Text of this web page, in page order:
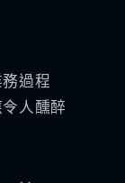
過程
人醺醉